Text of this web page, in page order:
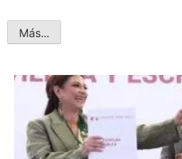
Más...